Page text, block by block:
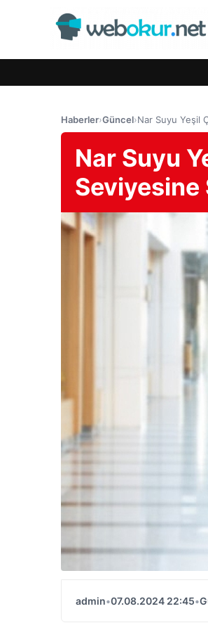
Haberler›Güncel›Nar Suyu Yeşil
Nar Suyu
Seviyesine
admin•07.08.2024 22:45•